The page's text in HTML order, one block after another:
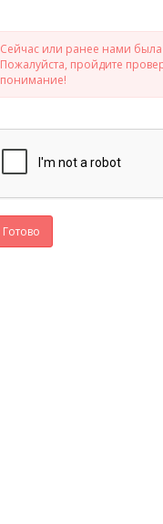
Сейчас или ранее нами была
Пожалуйста, пройдите
понимание!
Готово